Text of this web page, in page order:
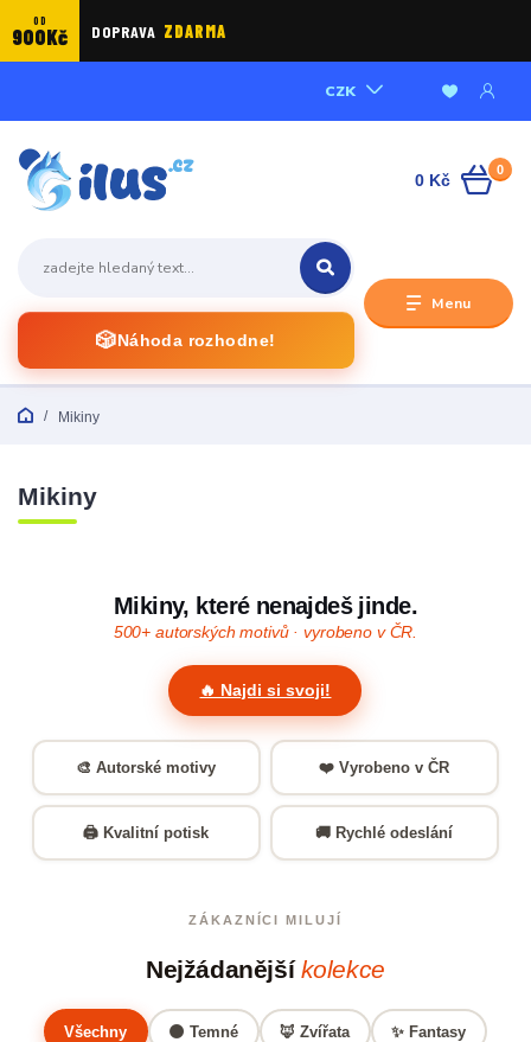
OD
900Kč DOPRAVA ZDARMA
Menu
CZK
🎲Náhoda rozhodne!
0
0 Kč
Mikiny
Mikiny
Mikiny, které nenajdeš jinde.
500+ autorských motivů · vyrobeno v ČR.
🔥 Najdi si svoji!
🎨 Autorské motivy ❤️ Vyrobeno v ČR
🖨️ Kvalitní potisk 🚚 Rychlé odeslání
ZÁKAZNÍCI MILUJÍ
Nejžádanějšíkolekce
Všechny 🌑 Temné 🦊 Zvířata ✨ Fantasy